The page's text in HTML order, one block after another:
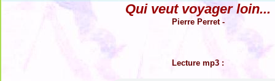
Qui veut voyager loin...
Pierre Perret -
Lecture mp3 :